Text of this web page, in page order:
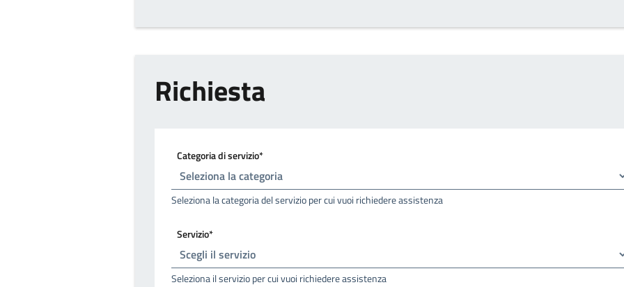
Richiesta
Categoria di servizio*
Seleziona la categoria del servizio per cui vuoi richiedere assistenza
Servizio*
Seleziona il servizio per cui vuoi richiedere assistenza